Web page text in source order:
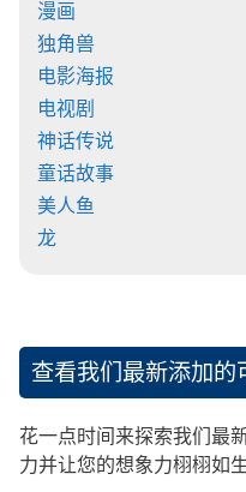
漫画
独角兽
电影海报
电视剧
神话传说
童话故事
美人鱼
龙
查看我们最新添加的
花一点时间来探索我们最
力并让您的想象力栩栩如生